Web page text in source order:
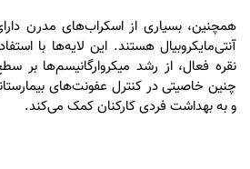
همچنین، بسیاری از اسکراب‌های مدرن
آنتی‌مایکروبیال هستند. این لایه‌ها با
نقره فعال، از رشد میکروارگانیسم‌ها بر
چنین خاصیتی در کنترل عفونت‌های
و به بهداشت فردی کارکنان کمک می‌کند.